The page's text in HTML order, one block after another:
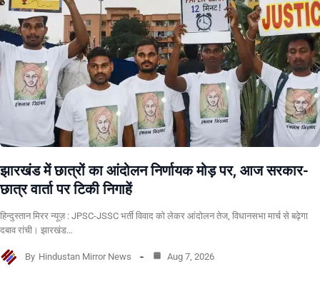
झारखंड में छात्रों का आंदोलन निर्णायक मोड़ पर, आज सरकार-
छात्र वार्ता पर टिकी निगाहें
हिन्दुस्तान मिरर न्यूज़ : JPSC-JSSC भर्ती विवाद को लेकर आंदोलन तेज, विधानसभा मार्च से बढ़ेगा
दबाव रांची। झारखंड…
By Hindustan Mirror News Aug 7, 2026